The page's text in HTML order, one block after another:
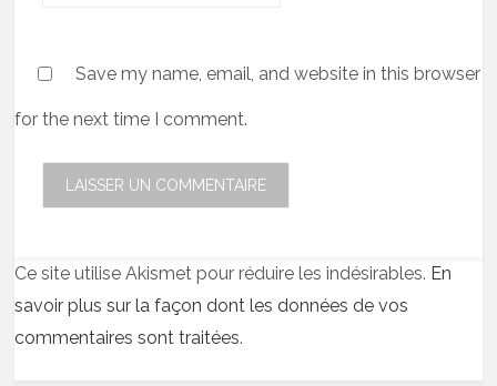
Save my name, email, and website in this browser
for the next time I comment.
Ce site utilise Akismet pour réduire les indésirables. En
savoir plus sur la façon dont les données de vos
commentaires sont traitées.